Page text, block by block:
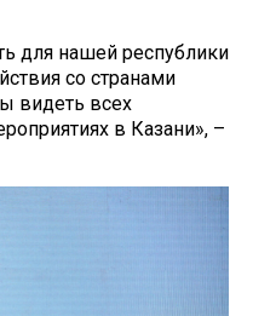
для нашей республики
со странами
видеть всех
в Казани», –